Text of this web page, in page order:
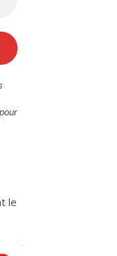
le